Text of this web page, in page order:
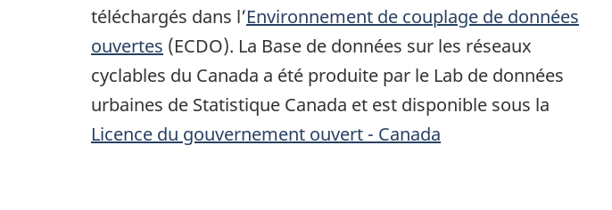
téléchargés dans l’Environnement de couplage de données
ouvertes (ECDO). La Base de données sur les réseaux
cyclables du Canada a été produite par le Lab de données
urbaines de Statistique Canada et est disponible sous la
Licence du gouvernement ouvert - Canada